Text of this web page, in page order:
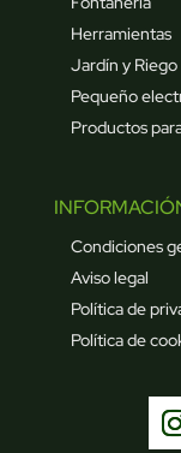
Herramientas
Jardín y Riego
Pequeño
Productos
Condiciones
Aviso legal
Política de
Política de